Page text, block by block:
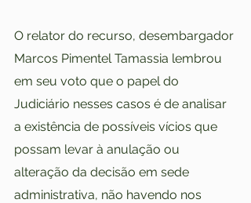
O relator do recurso, desembargador
Marcos Pimentel Tamassia lembrou
em seu voto que o papel do
Judiciário nesses casos é de analisar
a existência de possíveis vícios que
possam levar à anulação ou
alteração da decisão em sede
administrativa, não havendo nos